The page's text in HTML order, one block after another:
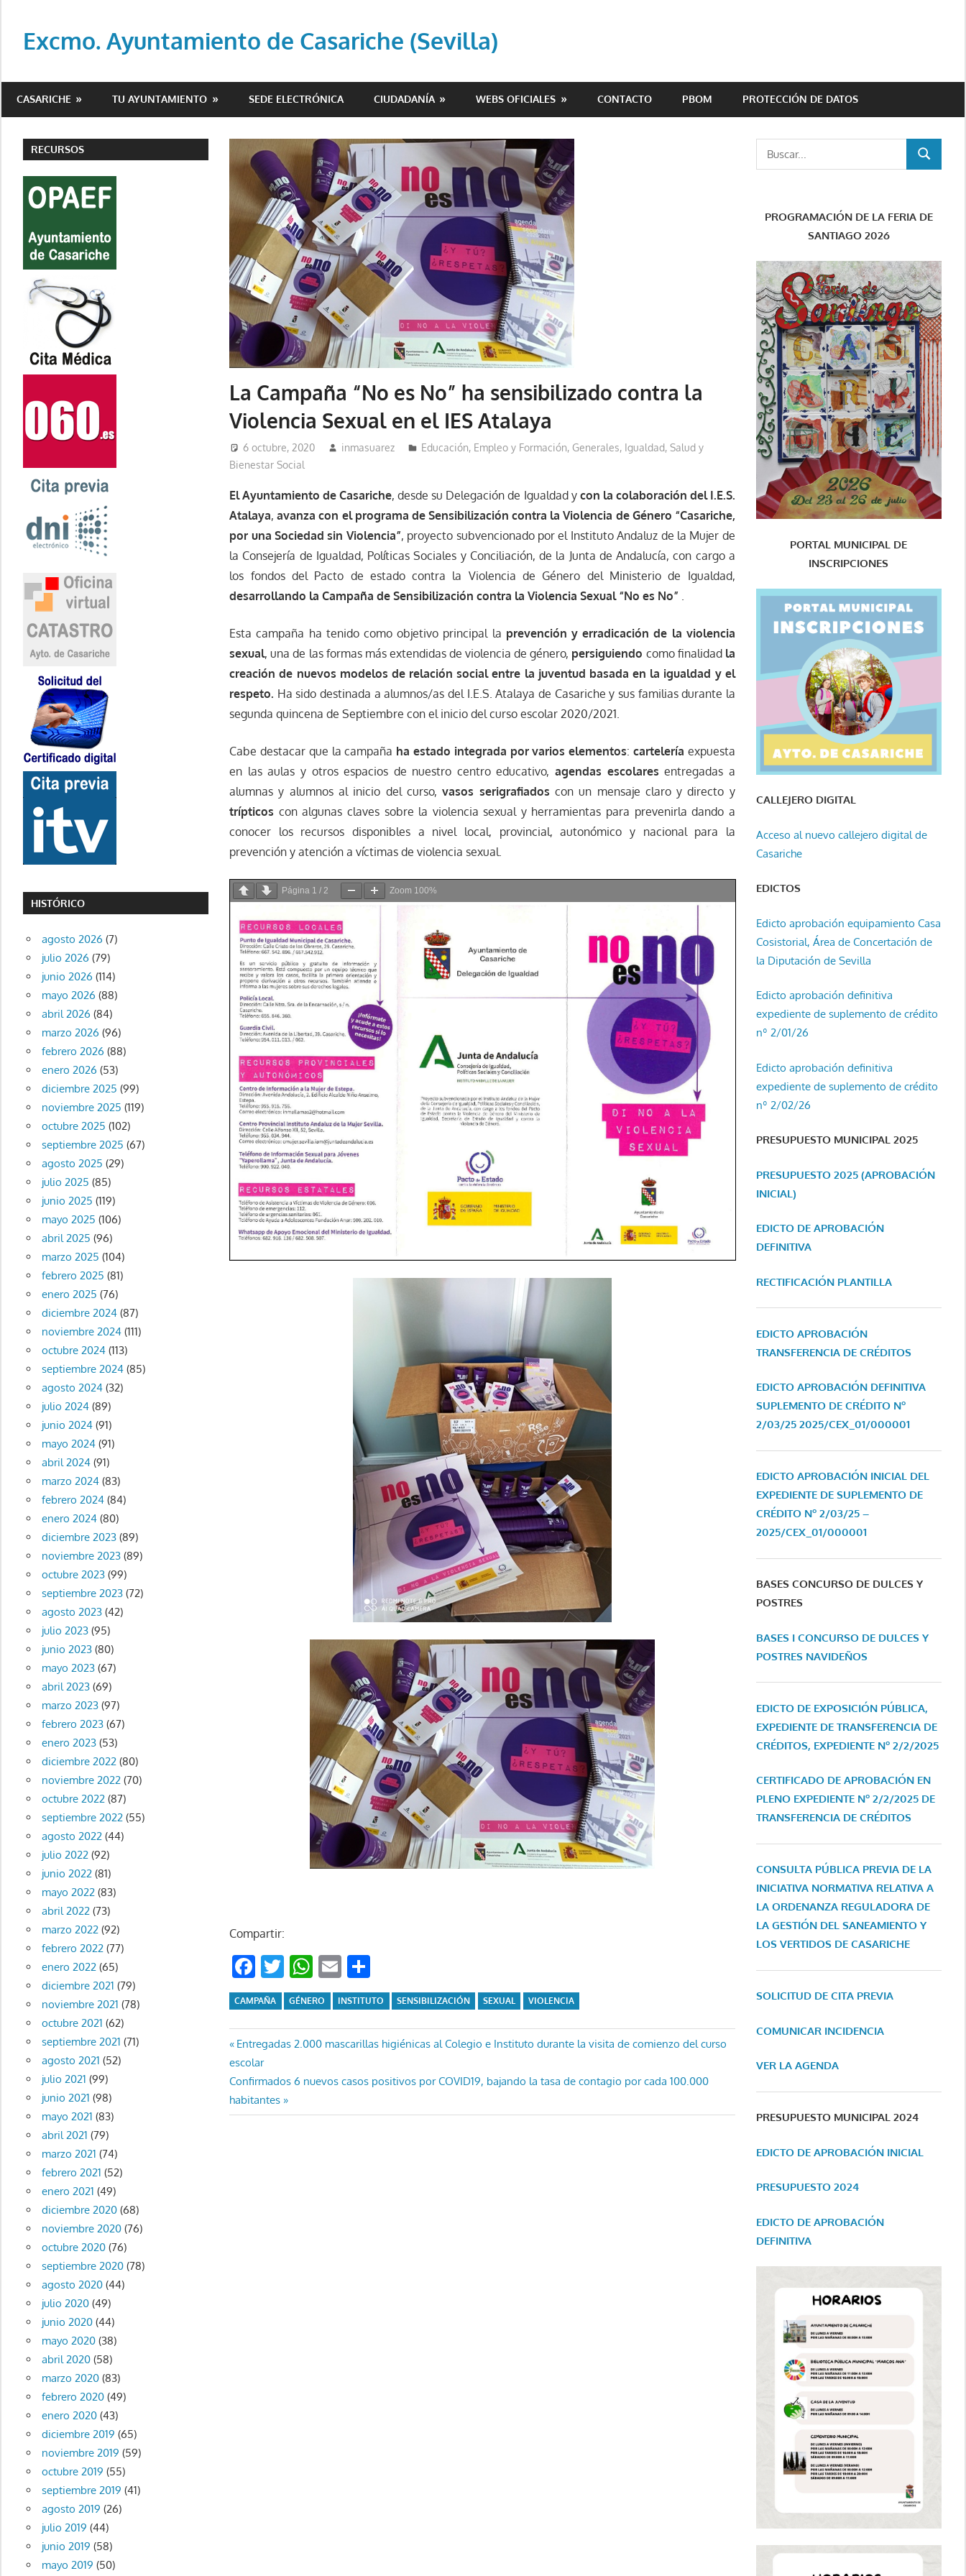
contenido
Excmo. Ayuntamiento de Casariche (Sevilla)
del
de
Casariche
CASARICHE TU AYUNTAMIENTO SEDE ELECTRÓNICA CIUDADANÍA WEBS OFICIALES CONTACTO PBOM PROTECCIÓN DE DATOS
La Campaña “No es No” ha sensibilizado contra la
Violencia Sexual en el IES Atalaya
6 octubre, 2020 inmasuarez Educación, Empleo y Formación, Generales, Igualdad, Salud y
Bienestar Social
El Ayuntamiento de Casariche, desde su Delegación de Igualdad y con la colaboración del I.E.S.
Atalaya,avanza con el programa de Sensibilización contra la Violencia de Género “Casariche,
por una Sociedad sin Violencia”, proyecto subvencionado por el Instituto Andaluz de la Mujer de
la Consejería de Igualdad, Políticas Sociales y Conciliación, de la Junta de Andalucía, con cargo a
los fondos del Pacto de estado contra la Violencia de Género del Ministerio de Igualdad,
desarrollando la Campaña de Sensibilización contra la Violencia Sexual “No es No”
Esta campaña ha tenido como objetivo principal la prevención y erradicación de la violencia
sexual, una de las formas más extendidas de violencia de género, persiguiendo como finalidad la
creación de nuevos modelos de relación social entre la juventud basada en la igualdad y el
respeto. Ha sido destinada a alumnos/as del I.E.S. Atalaya de Casariche y sus familias durante la
segunda quincena de Septiembre con el inicio del curso escolar 2020/2021.
Cabe destacar que la campaña ha estado integrada por varios elementos: cartelería expuesta
en las aulas y otros espacios de nuestro centro educativo,agendas escolares entregadas a
alumnas y alumnos al inicio del curso,vasos serigrafiados con un mensaje claro y directo y
trípticos con algunas claves sobre la violencia sexual y herramientas para prevenirla dando a
conocer los recursos disponibles a nivel local, provincial, autonómico y nacional para la
prevención y atención a víctimas de violencia sexual.
Página 1 /2 Zoom 100%
Compartir:
Facebook
Twitter
WhatsApp
Email
CAMPAÑA GÉNERO INSTITUTO SENSIBILIZACIÓN SEXUAL VIOLENCIA
Navegación
de
entradas
Entrada
anterior:
Entregadas 2.000 mascarillas higiénicas al Colegio e Instituto durante la visita de comienzo del curso
escolar
Entrada
siguiente:
Confirmados 6 nuevos casos positivos por COVID19, bajando la tasa de contagio por cada 100.000
habitantes
RECURSOS
HISTÓRICO
agosto 2026 (7)
julio 2026 (79)
junio 2026 (114)
mayo 2026 (88)
abril 2026 (84)
marzo 2026 (96)
febrero 2026 (88)
enero 2026 (53)
diciembre 2025 (99)
noviembre 2025 (119)
octubre 2025 (102)
septiembre 2025 (67)
agosto 2025 (29)
julio 2025 (85)
junio 2025 (119)
mayo 2025 (106)
abril 2025 (96)
marzo 2025 (104)
febrero 2025 (81)
enero 2025 (76)
diciembre 2024(87)
noviembre 2024(111)
octubre 2024(113)
septiembre 2024(85)
agosto 2024(32)
julio 2024(89)
junio 2024(91)
mayo 2024(91)
abril 2024(91)
marzo 2024(83)
febrero 2024(84)
enero 2024(80)
diciembre 2023(89)
noviembre 2023(89)
octubre 2023(99)
septiembre 2023(72)
agosto 2023(42)
julio 2023(95)
junio 2023(80)
mayo 2023(67)
abril 2023(69)
marzo 2023(97)
febrero 2023(67)
enero 2023(53)
diciembre 2022(80)
noviembre 2022(70)
octubre 2022(87)
septiembre 2022(55)
agosto 2022(44)
julio 2022(92)
junio 2022(81)
mayo 2022(83)
abril 2022(73)
marzo 2022(92)
febrero 2022(77)
enero 2022(65)
diciembre 2021 (79)
noviembre 2021 (78)
octubre 2021 (62)
septiembre 2021 (71)
agosto 2021 (52)
julio 2021 (99)
junio 2021 (98)
mayo 2021 (83)
abril 2021 (79)
marzo 2021 (74)
febrero 2021 (52)
enero 2021 (49)
diciembre 2020(68)
noviembre 2020(76)
octubre 2020(76)
septiembre 2020(78)
agosto 2020(44)
julio 2020(49)
junio 2020(44)
mayo 2020(38)
abril 2020(58)
marzo 2020(83)
febrero 2020(49)
enero 2020(43)
diciembre 2019 (65)
noviembre 2019 (59)
octubre 2019 (55)
septiembre 2019 (41)
agosto 2019 (26)
julio 2019 (44)
junio 2019 (58)
mayo 2019 (50)
BUSCAR
PROGRAMACIÓN DE LA FERIA DE
SANTIAGO 2026
PORTAL MUNICIPAL DE
INSCRIPCIONES
CALLEJERO DIGITAL
Acceso al nuevo callejero digital de
Casariche
EDICTOS
Edicto aprobación equipamiento Casa
Cosistorial, Área de Concertación de
la Diputación de Sevilla
Edicto aprobación definitiva
expediente de suplemento de crédito
nº 2/01/26
Edicto aprobación definitiva
expediente de suplemento de crédito
nº 2/02/26
PRESUPUESTO MUNICIPAL 2025
PRESUPUESTO 2025 (APROBACIÓN
INICIAL)
EDICTO DE APROBACIÓN
DEFINITIVA
RECTIFICACIÓN PLANTILLA
EDICTO APROBACIÓN
TRANSFERENCIA DE CRÉDITOS
EDICTO APROBACIÓN DEFINITIVA
SUPLEMENTO DE CRÉDITO Nº
2/03/25 2025/CEX_01/000001
EDICTO APROBACIÓN INICIAL DEL
EXPEDIENTE DE SUPLEMENTO DE
CRÉDITO Nº 2/03/25 –
2025/CEX_01/000001
BASES CONCURSO DE DULCES Y
POSTRES
BASES I CONCURSO DE DULCES Y
POSTRES NAVIDEÑOS
EDICTO DE EXPOSICIÓN PÚBLICA,
EXPEDIENTE DE TRANSFERENCIA DE
CRÉDITOS, EXPEDIENTE Nº 2/2/2025
CERTIFICADO DE APROBACIÓN EN
PLENO EXPEDIENTE Nº 2/2/2025 DE
TRANSFERENCIA DE CRÉDITOS
CONSULTA PÚBLICA PREVIA DE LA
INICIATIVA NORMATIVA RELATIVA A
LA ORDENANZA REGULADORA DE
LA GESTIÓN DEL SANEAMIENTO Y
LOS VERTIDOS DE CASARICHE
SOLICITUD DE CITA PREVIA
COMUNICAR INCIDENCIA
VER LA AGENDA
PRESUPUESTO MUNICIPAL 2024
EDICTO DE APROBACIÓN INICIAL
PRESUPUESTO 2024
EDICTO DE APROBACIÓN
DEFINITIVA